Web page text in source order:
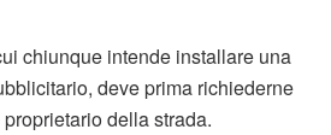
chiunque intende installare una
deve prima richiederne
della strada.